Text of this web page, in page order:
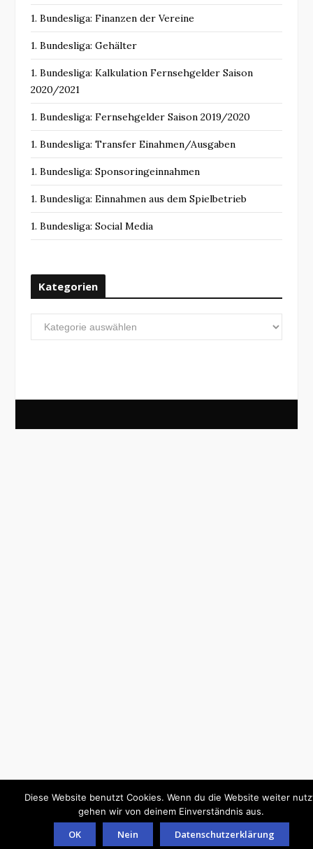
1. Bundesliga: Finanzen der Vereine
1. Bundesliga: Gehälter
1. Bundesliga: Kalkulation Fernsehgelder Saison
2020/2021
1. Bundesliga: Fernsehgelder Saison 2019/2020
1. Bundesliga: Transfer Einahmen/Ausgaben
1. Bundesliga: Sponsoringeinnahmen
1. Bundesliga: Einnahmen aus dem Spielbetrieb
1. Bundesliga: Social Media
Kategorien
Kategorien
Diese Website benutzt Cookies. Wenn du die Website weiter
gehen wir von deinem Einverständnis aus.
OK Nein Datenschutzerklärung